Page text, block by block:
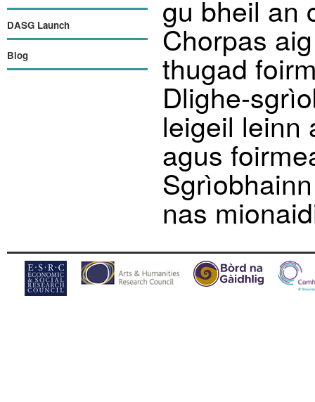
DASG Launch
Blog
gu bheil an
Chorpas
thugad
Dlighe-
leigeil leinn
agus
nas